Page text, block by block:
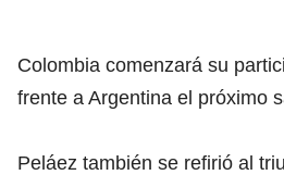
Colombia comenzará su
frente a Argentina el próximo
Peláez también se refirió al